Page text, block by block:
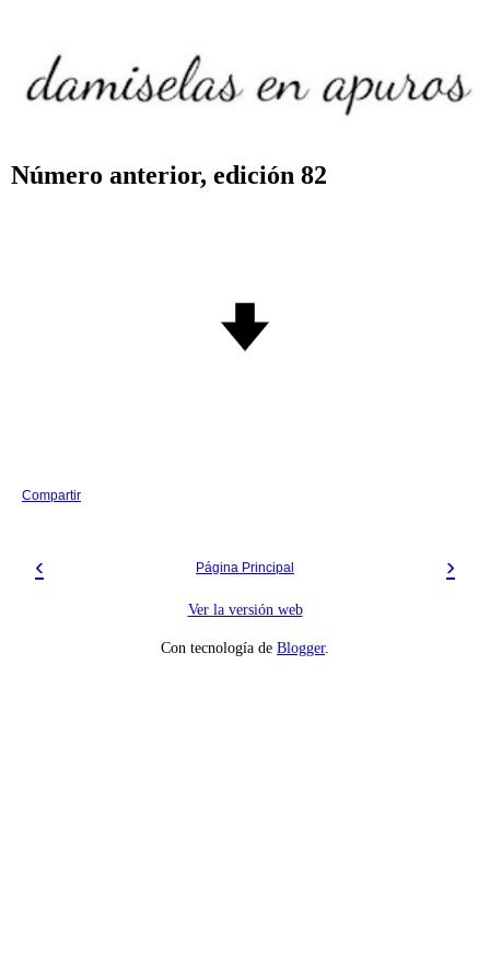
Número anterior, edición 82
Compartir
‹ ›
Página Principal
Ver la versión web
Con tecnología de Blogger.